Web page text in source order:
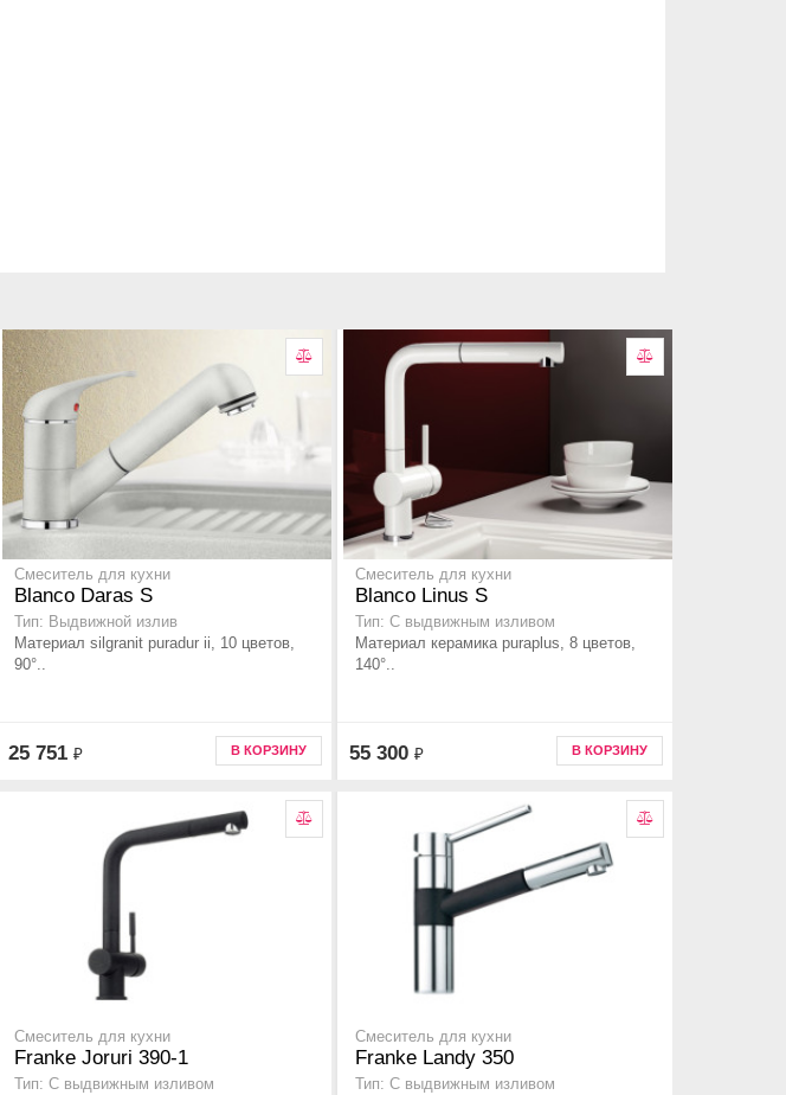
Смеситель для кухни
Blanco Daras S
Тип: Выдвижной излив
Материал silgranit puradur ii, 10 цветов,
90°..
25 751 ₽ В КОРЗИНУ
Смеситель для кухни
Blanco Linus S
Тип: С выдвижным изливом
Материал керамика puraplus, 8 цветов,
140°..
55 300 ₽ В КОРЗИНУ
Смеситель для кухни
Franke Joruri 390-1
Тип: С выдвижным изливом
Смеситель для кухни
Franke Landy 350
Тип: С выдвижным изливом